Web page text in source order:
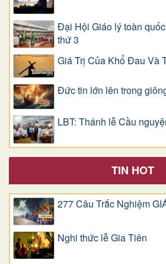
Đại Hội Giáo lý toàn
thứ 3
Giá Trị Của Khổ Ðau Và
Đức tin lớn lên trong
LBT: Thánh lễ Cầu
TIN HOT
277 Câu Trắc Nghiệm
Nghi thức lễ Gia Tiên